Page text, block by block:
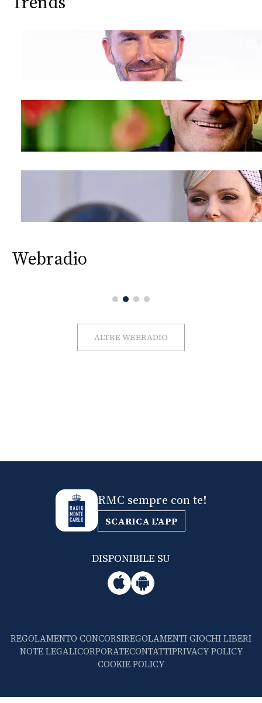
Webradio
ALTRE WEBRADIO
RMC sempre con te!
SCARICA L'APP
DISPONIBILE SU
REGOLAMENTO CONCORSIREGOLAMENTI GIOCHI LIBERI
NOTE LEGALICORPORATECONTATTIPRIVACY POLICY
COOKIE POLICY